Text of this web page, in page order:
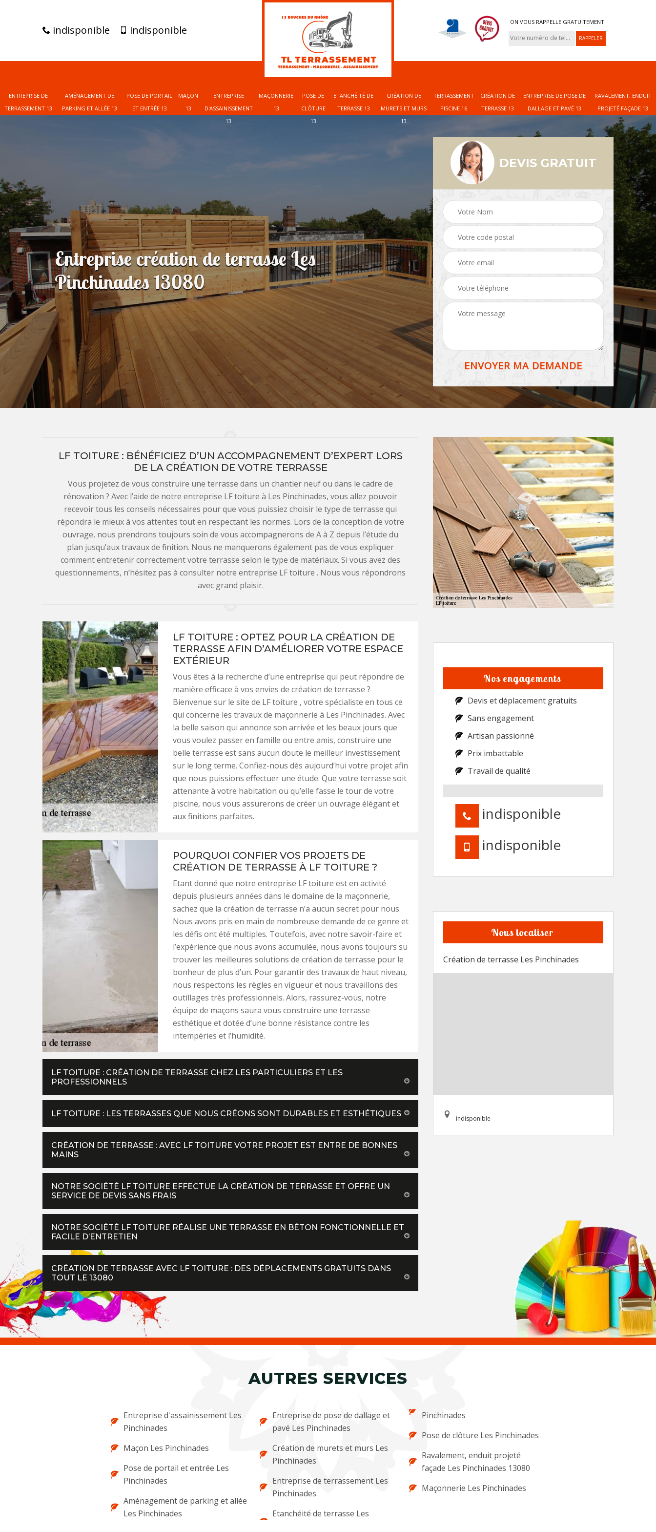
indisponible indisponible
ON VOUS RAPPELLE GRATUITEMENT
ENTREPRISE DE
TERRASSEMENT 13
AMÉNAGEMENT DE
PARKING ET ALLÉE 13
POSE DE PORTAIL
ET ENTRÉE 13
MAÇON
13
ENTREPRISE
D'ASSAINISSEMENT
13
MAÇONNERIE
13
POSE DE
CLÔTURE
13
ETANCHÉITÉ DE
TERRASSE 13
CRÉATION DE
MURETS ET MURS
13
TERRASSEMENT
PISCINE 16
CRÉATION DE
TERRASSE 13
ENTREPRISE DE POSE DE
DALLAGE ET PAVÉ 13
RAVALEMENT, ENDUIT
PROJETÉ FAÇADE 13
Entreprise création de terrasse Les
Pinchinades 13080
DEVIS GRATUIT
LF TOITURE : BÉNÉFICIEZ D’UN ACCOMPAGNEMENT D’EXPERT LORS
DE LA CRÉATION DE VOTRE TERRASSE
Vous projetez de vous construire une terrasse dans un chantier neuf ou dans le cadre de
rénovation ? Avec l’aide de notre entreprise LF toiture à Les Pinchinades, vous allez pouvoir
recevoir tous les conseils nécessaires pour que vous puissiez choisir le type de terrasse qui
répondra le mieux à vos attentes tout en respectant les normes. Lors de la conception de votre
ouvrage, nous prendrons toujours soin de vous accompagnerons de A à Z depuis l’étude du
plan jusqu’aux travaux de finition. Nous ne manquerons également pas de vous expliquer
comment entretenir correctement votre terrasse selon le type de matériaux. Si vous avez des
questionnements, n’hésitez pas à consulter notre entreprise LF toiture . Nous vous répondrons
avec grand plaisir.
LF TOITURE : OPTEZ POUR LA CRÉATION DE
TERRASSE AFIN D’AMÉLIORER VOTRE ESPACE
EXTÉRIEUR
Vous êtes à la recherche d’une entreprise qui peut répondre de
manière efficace à vos envies de création de terrasse ?
Bienvenue sur le site de LF toiture , votre spécialiste en tous ce
qui concerne les travaux de maçonnerie à Les Pinchinades. Avec
la belle saison qui annonce son arrivée et les beaux jours que
vous voulez passer en famille ou entre amis, construire une
belle terrasse est sans aucun doute le meilleur investissement
sur le long terme. Confiez-nous dès aujourd’hui votre projet afin
que nous puissions effectuer une étude. Que votre terrasse soit
attenante à votre habitation ou qu’elle fasse le tour de votre
piscine, nous vous assurerons de créer un ouvrage élégant et
aux finitions parfaites.
POURQUOI CONFIER VOS PROJETS DE
CRÉATION DE TERRASSE À LF TOITURE ?
Etant donné que notre entreprise LF toiture est en activité
depuis plusieurs années dans le domaine de la maçonnerie,
sachez que la création de terrasse n’a aucun secret pour nous.
Nous avons pris en main de nombreuse demande de ce genre et
les défis ont été multiples. Toutefois, avec notre savoir-faire et
l’expérience que nous avons accumulée, nous avons toujours su
trouver les meilleures solutions de création de terrasse pour le
bonheur de plus d’un. Pour garantir des travaux de haut niveau,
nous respectons les règles en vigueur et nous travaillons des
outillages très professionnels. Alors, rassurez-vous, notre
équipe de maçons saura vous construire une terrasse
esthétique et dotée d’une bonne résistance contre les
intempéries et l’humidité.
LF TOITURE : CRÉATION DE TERRASSE CHEZ LES PARTICULIERS ET LES
PROFESSIONNELS
LF TOITURE : LES TERRASSES QUE NOUS CRÉONS SONT DURABLES ET ESTHÉTIQUES
CRÉATION DE TERRASSE : AVEC LF TOITURE VOTRE PROJET EST ENTRE DE BONNES
MAINS
NOTRE SOCIÉTÉ LF TOITURE EFFECTUE LA CRÉATION DE TERRASSE ET OFFRE UN
SERVICE DE DEVIS SANS FRAIS
NOTRE SOCIÉTÉ LF TOITURE RÉALISE UNE TERRASSE EN BÉTON FONCTIONNELLE ET
FACILE D’ENTRETIEN
CRÉATION DE TERRASSE AVEC LF TOITURE : DES DÉPLACEMENTS GRATUITS DANS
TOUT LE 13080
Nos engagements
Devis et déplacement gratuits
Sans engagement
Artisan passionné
Prix imbattable
Travail de qualité
indisponible
indisponible
Nous localiser
Création de terrasse Les Pinchinades
indisponible
AUTRES SERVICES
Entreprise d'assainissement Les
Pinchinades
Maçon Les Pinchinades
Pose de portail et entrée Les
Pinchinades
Aménagement de parking et allée
Les Pinchinades
Entreprise de pose de dallage et
pavé Les Pinchinades
Création de murets et murs Les
Pinchinades
Entreprise de terrassement Les
Pinchinades
Etanchéité de terrasse Les
Pinchinades
Pose de clôture Les Pinchinades
Ravalement, enduit projeté
façade Les Pinchinades 13080
Maçonnerie Les Pinchinades